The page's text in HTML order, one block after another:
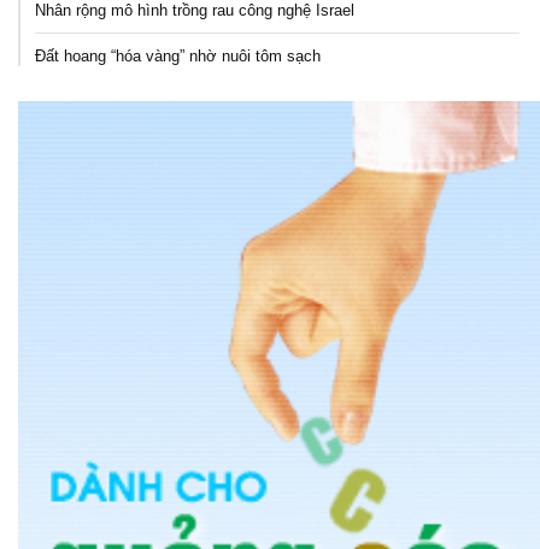
Nhân rộng mô hình trồng rau công nghệ Israel
Đất hoang “hóa vàng” nhờ nuôi tôm sạch